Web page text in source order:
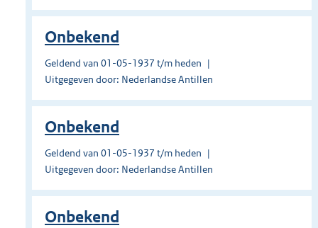
Onbekend
Geldend van 01-05-1937 t/m heden
Uitgegeven door: Nederlandse Antillen
Onbekend
Geldend van 01-05-1937 t/m heden
Uitgegeven door: Nederlandse Antillen
Onbekend